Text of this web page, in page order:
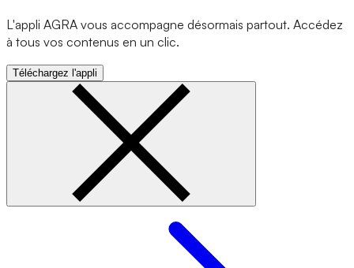
L'appli AGRA vous accompagne désormais partout. Accédez
à tous vos contenus en un clic.
Téléchargez l'appli